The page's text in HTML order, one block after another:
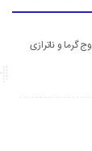
گرما و ناترازی